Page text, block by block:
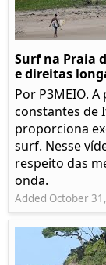
Surf na Praia
e direitas
Por P3MEIO.
constantes de
proporciona
surf. Nesse
respeito das
onda.
Added October